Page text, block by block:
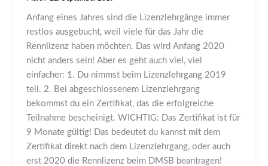
Anfang eines Jahres sind die Lizenzlehrgänge immer
restlos ausgebucht, weil viele für das Jahr die
Rennlizenz haben möchten. Das wird Anfang 2020
nicht anders sein! Aber es geht auch viel, viel
einfacher: 1. Du nimmst beim Lizenzlehrgang 2019
teil. 2. Bei abgeschlossenem Lizenzlehrgang
bekommst du ein Zertifikat, das die erfolgreiche
Teilnahme bescheinigt. WICHTIG: Das Zertifikat ist für
9 Monate gültig! Das bedeutet du kannst mit dem
Zertifikat direkt nach dem Lizenzlehrgang, oder auch
erst 2020 die Rennlizenz beim DMSB beantragen!